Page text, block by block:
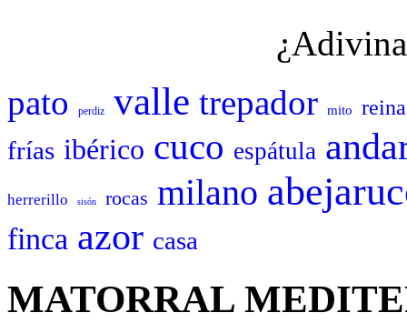
pato
perdiz valle trepador mito reina
frías ibérico cuco espátula
herrerillo sisón rocas milano
finca azor casa
MATORRAL